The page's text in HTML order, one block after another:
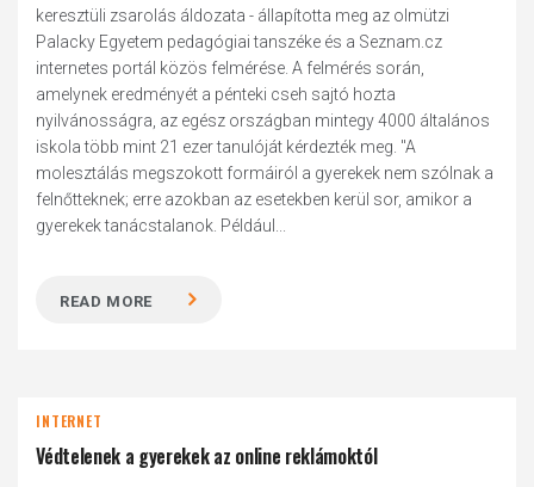
keresztüli zsarolás áldozata - állapította meg az olmützi
Palacky Egyetem pedagógiai tanszéke és a Seznam.cz
internetes portál közös felmérése. A felmérés során,
amelynek eredményét a pénteki cseh sajtó hozta
nyilvánosságra, az egész országban mintegy 4000 általános
iskola több mint 21 ezer tanulóját kérdezték meg. "A
molesztálás megszokott formáiról a gyerekek nem szólnak a
felnőtteknek; erre azokban az esetekben kerül sor, amikor a
gyerekek tanácstalanok. Például...
READ MORE
INTERNET
Védtelenek a gyerekek az online reklámoktól